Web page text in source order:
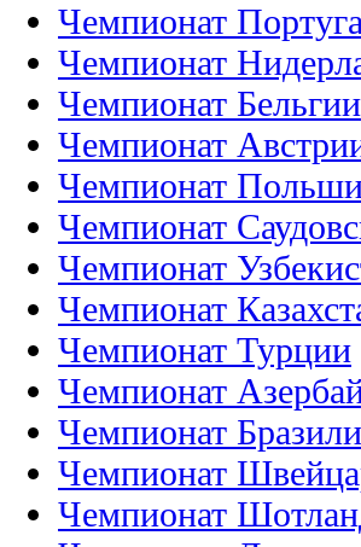
Чемпионат
Чемпионат
Чемпионат Бельгии
Чемпионат
Чемпионат
Чемпионат
Чемпионат
Чемпионат
Чемпионат Турции
Чемпионат
Чемпионат
Чемпионат
Чемпионат